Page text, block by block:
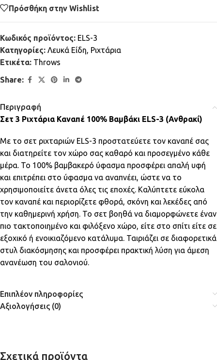
Πρόσθήκη στην Wishlist
Κωδικός προϊόντος: ELS-3
Κατηγορίες: Λευκά Είδη, Ριχτάρια
Ετικέτα: Throws
Share:
Περιγραφή
Σετ 3 Ριχτάρια Καναπέ 100% Βαμβάκι ELS-3 (Ανθρακί)
Με το σετ ριχταριών ELS-3 προστατεύετε τον καναπέ σας
και διατηρείτε τον χώρο σας καθαρό και προσεγμένο κάθε
μέρα. Το 100% βαμβακερό ύφασμα προσφέρει απαλή υφή
και επιτρέπει στο ύφασμα να αναπνέει, ώστε να το
χρησιμοποιείτε άνετα όλες τις εποχές. Καλύπτετε εύκολα
τον καναπέ και περιορίζετε φθορά, σκόνη και λεκέδες από
την καθημερινή χρήση. Το σετ βοηθά να διαμορφώνετε έναν
πιο τακτοποιημένο και φιλόξενο χώρο, είτε στο σπίτι είτε σε
εξοχικό ή ενοικιαζόμενο κατάλυμα. Ταιριάζει σε διαφορετικά
στυλ διακόσμησης και προσφέρει πρακτική λύση για άμεση
ανανέωση του σαλονιού.
Επιπλέον πληροφορίες
Αξιολογήσεις (0)
Σχετικά προϊόντα